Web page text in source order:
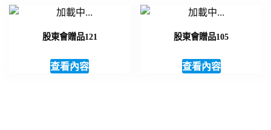
股東會贈品121
查看內容
股東會贈品105
查看內容